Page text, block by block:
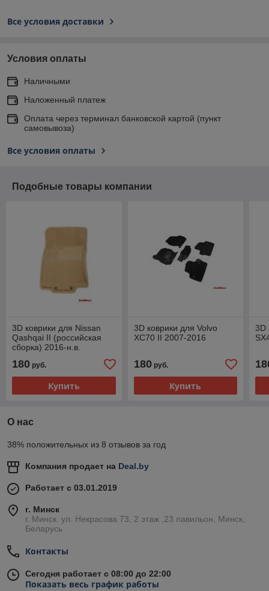
Все условия доставки
Условия оплаты
Наличными
Наложенный платеж
Оплата через терминал банковской картой (пункт
самовывоза)
Все условия оплаты
Подобные товары компании
3D коврики для Nissan
Qashqai II (российская
сборка) 2016-н.в.
180 руб.
Купить
3D коврики для Volvo
XC70 II 2007-2016
180руб.
Купить
3D
О нас
38% положительных из 8 отзывов за год
Компания продает на Deal.by
Работает с 03.01.2019
г. Минск
г. Минск. ул. Некрасова 73, 2 этаж ,23 павильон, Минск,
Беларусь
Контакты
Сегодня работает с 08:00 до 22:00
Показать весь график работы